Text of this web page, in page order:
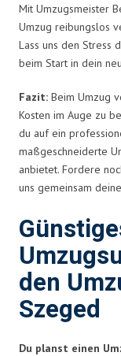
Mit Umzugsmeister
Umzug reibungslos
Lass uns den Stress
beim Start in dein
Fazit: Beim Umzug
Kosten im Auge zu
du auf ein
maßgeschneiderte
anbietet. Fordere
uns gemeinsam
den
Szeged
Du planst einen